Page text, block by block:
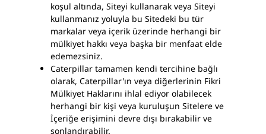
koşul altında, Siteyi kullanarak veya Siteyi
kullanmanız yoluyla bu Sitedeki bu tür
markalar veya içerik üzerinde herhangi bir
mülkiyet hakkı veya başka bir menfaat elde
edemezsiniz.
Caterpillar tamamen kendi tercihine bağlı
olarak, Caterpillar'ın veya diğerlerinin Fikri
Mülkiyet Haklarını ihlal ediyor olabilecek
herhangi bir kişi veya kuruluşun Sitelere ve
İçeriğe erişimini devre dışı bırakabilir ve
sonlandırabilir.